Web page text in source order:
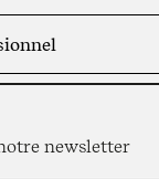
newsletter